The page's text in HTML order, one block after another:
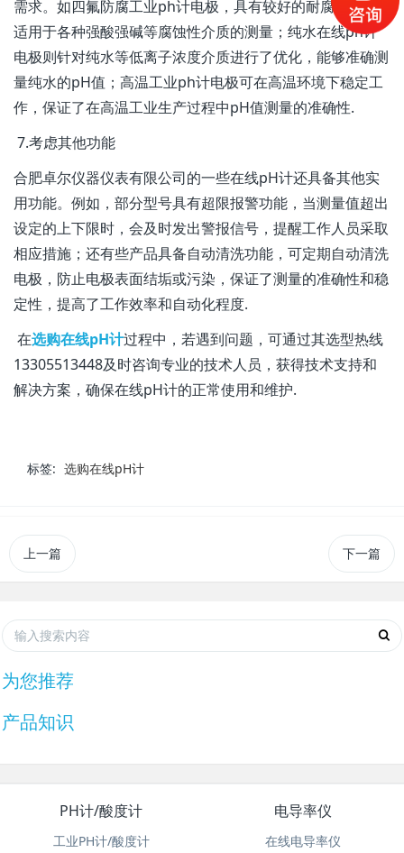
需求。如四氟防腐工业ph计电极，具有较好的耐腐蚀性，
适用于各种强酸强碱等腐蚀性介质的测量；纯水在线ph计
电极则针对纯水等低离子浓度介质进行了优化，能够准确测
量纯水的pH值；高温工业ph计电极可在高温环境下稳定工
作，保证了在高温工业生产过程中pH值测量的准确性.
7.考虑其他功能
合肥卓尔仪器仪表有限公司的一些在线pH计还具备其他实
用功能。例如，部分型号具有超限报警功能，当测量值超出
设定的上下限时，会及时发出警报信号，提醒工作人员采取
相应措施；还有些产品具备自动清洗功能，可定期自动清洗
电极，防止电极表面结垢或污染，保证了测量的准确性和稳
定性，提高了工作效率和自动化程度.
在选购在线pH计过程中，若遇到问题，可通过其选型热线
13305513448及时咨询专业的技术人员，获得技术支持和
解决方案，确保在线pH计的正常使用和维护.
标签: 选购在线pH计
上一篇 下一篇
为您推荐
产品知识
PH计/酸度计
工业PH计/酸度计
电导率仪
在线电导率仪